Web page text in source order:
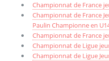
Championnat de France
Championnat de France
Paulin Championne en
Championnat de France
Championnat de Ligue
Championnat de Ligue